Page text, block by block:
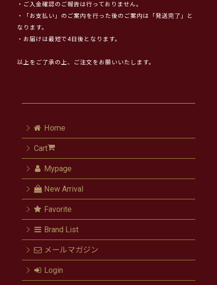
・ご入金確認のご報告は行っておりません。
・「お支払い」のご案内を行った後のご案内は「発送完了」と
なります。
・お届けは最短で4日後となります。
以上をご了承の上、ご注文をお願いいたします。
Home
Cart
Mypage
New Arrival
Favorite
Brand List
メールマガジン
Login